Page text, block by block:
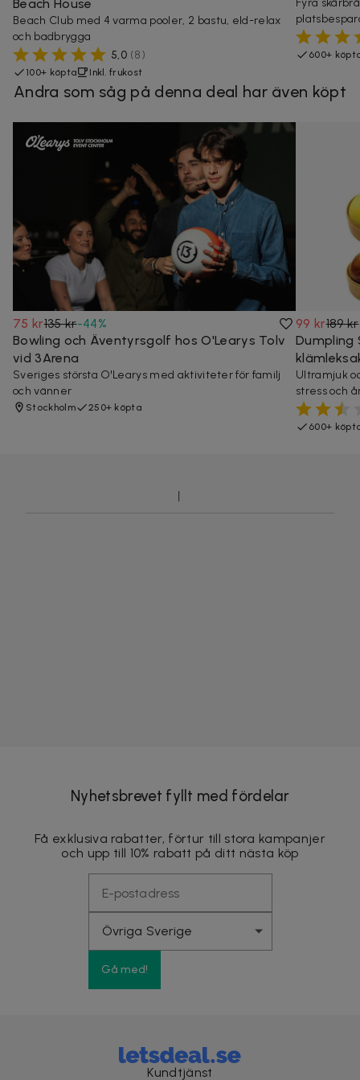
Beach House
Beach Club med 4 varma pooler, 2 bastu, eld-relax
och badbrygga
5,0 (8)
100+ köpta Inkl. frukost
Fyra
600+
Andra som såg på denna deal har även köpt
75 kr135 kr-44%
Bowling och Äventyrsgolf hos O'Learys Tolv
vid 3Arena
Sveriges största O'Learys med aktiviteter för familj
och vänner
Stockholm 250+ köpta
99 kr189 kr
Dumpling
Ultramjuk
stress och
600+
Nyhetsbrevet fyllt med fördelar
Få exklusiva rabatter, förtur till stora kampanjer
och upp till 10% rabatt på ditt nästa köp
Gå med!
Kundtjänst